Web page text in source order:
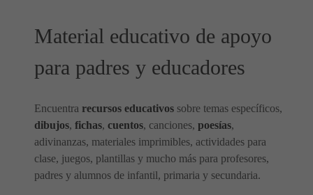
Material educativo de apoyo
para padres y educadores
Encuentra recursos educativos sobre temas específicos,
dibujos, fichas, cuentos, canciones, poesías,
adivinanzas, materiales imprimibles, actividades para
clase, juegos, plantillas y mucho más para profesores,
padres y alumnos de infantil, primaria y secundaria.